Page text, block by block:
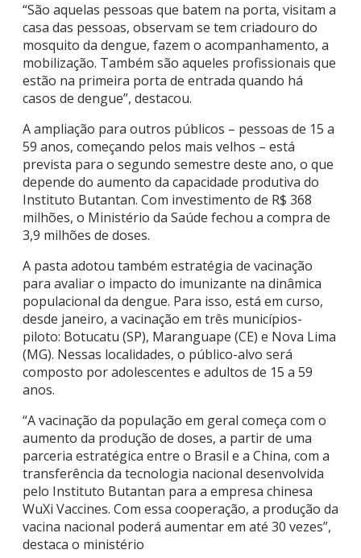
“São aquelas pessoas que batem na porta, visitam a
casa das pessoas, observam se tem criadouro do
mosquito da dengue, fazem o acompanhamento, a
mobilização. Também são aqueles profissionais que
estão na primeira porta de entrada quando há
casos de dengue”, destacou.
A ampliação para outros públicos – pessoas de 15 a
59 anos, começando pelos mais velhos – está
prevista para o segundo semestre deste ano, o que
depende do aumento da capacidade produtiva do
Instituto Butantan. Com investimento de R$ 368
milhões, o Ministério da Saúde fechou a compra de
3,9 milhões de doses.
A pasta adotou também estratégia de vacinação
para avaliar o impacto do imunizante na dinâmica
populacional da dengue. Para isso, está em curso,
desde janeiro, a vacinação em três municípios-
piloto: Botucatu (SP), Maranguape (CE) e Nova Lima
(MG). Nessas localidades, o público-alvo será
composto por adolescentes e adultos de 15 a 59
anos.
“A vacinação da população em geral começa com o
aumento da produção de doses, a partir de uma
parceria estratégica entre o Brasil e a China, com a
transferência da tecnologia nacional desenvolvida
pelo Instituto Butantan para a empresa chinesa
WuXi Vaccines. Com essa cooperação, a produção da
vacina nacional poderá aumentar em até 30 vezes”,
destaca o ministério